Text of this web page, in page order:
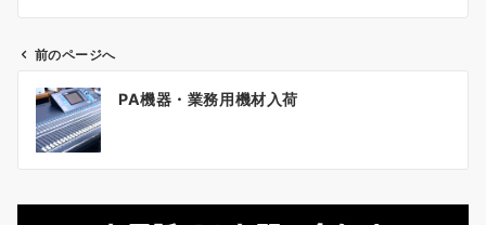
前のページへ
PA機器・業務用機材入荷